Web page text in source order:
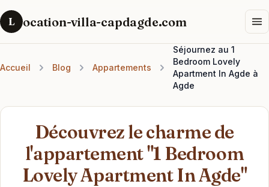
L ocation-villa-capdagde.com
Accueil Blog Appartements
Séjournez au 1
Bedroom Lovely
Apartment In Agde à
Agde
Découvrez le charme de
l'appartement "1 Bedroom
Lovely Apartment In Agde"